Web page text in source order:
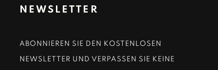
NEWSLETTER
ABONNIEREN SIE DEN KOSTENLOSEN
NEWSLETTER UND VERPASSEN SIE KEINE